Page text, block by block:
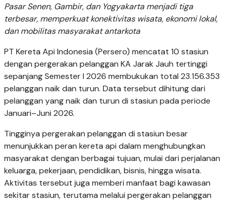
Pasar Senen, Gambir, dan Yogyakarta menjadi tiga
terbesar, memperkuat konektivitas wisata, ekonomi lokal,
dan mobilitas masyarakat antarkota
PT Kereta Api Indonesia (Persero) mencatat 10 stasiun
dengan pergerakan pelanggan KA Jarak Jauh tertinggi
sepanjang Semester I 2026 membukukan total 23.156.353
pelanggan naik dan turun. Data tersebut dihitung dari
pelanggan yang naik dan turun di stasiun pada periode
Januari–Juni 2026.
Tingginya pergerakan pelanggan di stasiun besar
menunjukkan peran kereta api dalam menghubungkan
masyarakat dengan berbagai tujuan, mulai dari perjalanan
keluarga, pekerjaan, pendidikan, bisnis, hingga wisata.
Aktivitas tersebut juga memberi manfaat bagi kawasan
sekitar stasiun, terutama melalui pergerakan pelanggan